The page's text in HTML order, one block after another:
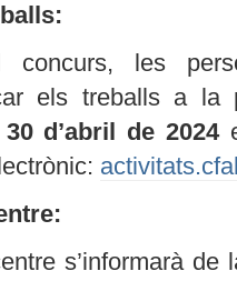
les
els treballs a la
d’abril de 2024
s’informarà